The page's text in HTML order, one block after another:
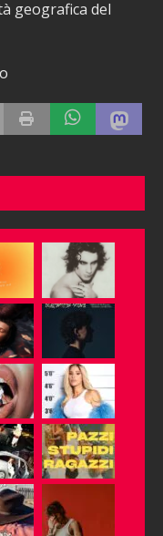
geografica del